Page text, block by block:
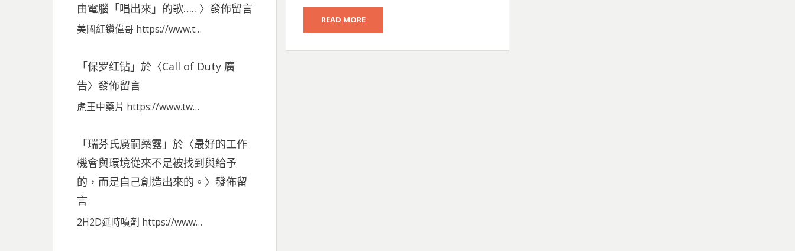
READ MORE
由電腦「唱出來」的歌….. 〉發佈留言
美國紅鑽偉哥 https://www.t…
「保罗红钻」於〈Call of Duty 廣
告〉發佈留言
虎王中藥片 https://www.tw…
「瑞芬氏廣嗣藥露」於〈最好的工作
機會與環境從來不是被找到與給予
的，而是自己創造出來的。 〉發佈留
言
2H2D延時噴劑 https://www…